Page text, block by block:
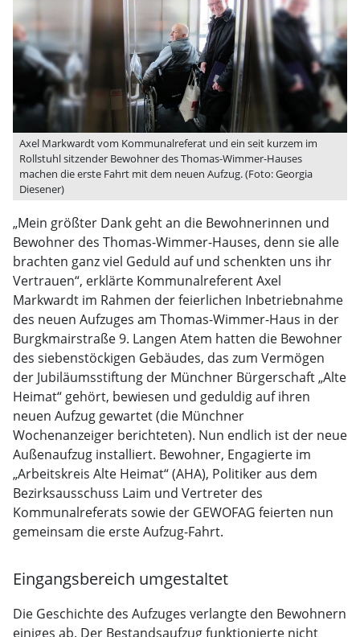
Axel Markwardt vom Kommunalreferat und ein seit kurzem im
Rollstuhl sitzender Bewohner des Thomas-Wimmer-Hauses
machen die erste Fahrt mit dem neuen Aufzug. (Foto: Georgia
Diesener)
„Mein größter Dank geht an die Bewohnerinnen und
Bewohner des Thomas-Wimmer-Hauses, denn sie alle
brachten ganz viel Geduld auf und schenkten uns ihr
Vertrauen“, erklärte Kommunalreferent Axel
Markwardt im Rahmen der feierlichen Inbetriebnahme
des neuen Aufzuges am Thomas-Wimmer-Haus in der
Burgkmairstraße 9. Langen Atem hatten die Bewohner
des siebenstöckigen Gebäudes, das zum Vermögen
der Jubiläumsstiftung der Münchner Bürgerschaft „Alte
Heimat“ gehört, bewiesen und geduldig auf ihren
neuen Aufzug gewartet (die Münchner
Wochenanzeiger berichteten). Nun endlich ist der neue
Außenaufzug installiert. Bewohner, Engagierte im
„Arbeitskreis Alte Heimat“ (AHA), Politiker aus dem
Bezirksausschuss Laim und Vertreter des
Kommunalreferats sowie der GEWOFAG feierten nun
gemeinsam die erste Aufzug-Fahrt.
Eingangsbereich umgestaltet
Die Geschichte des Aufzuges verlangte den Bewohnern
einiges ab. Der Bestandsaufzug funktionierte nicht